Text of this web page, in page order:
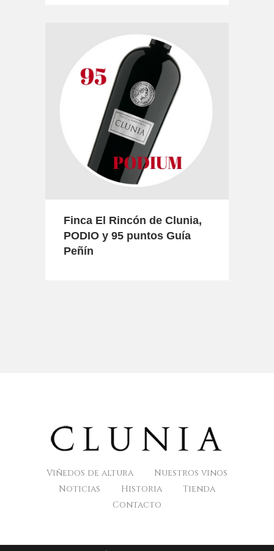
Finca El Rincón de Clunia,
PODIO y 95 puntos Guía
Peñín
Viñedos de altura
Nuestros vinos
Noticias
Historia
Tienda
Contacto